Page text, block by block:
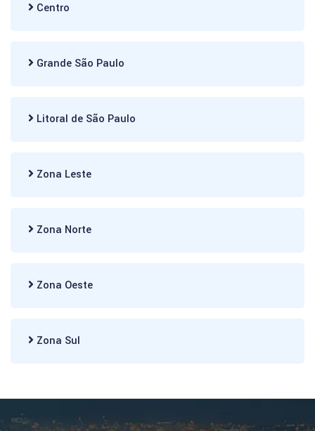
Centro
Grande São Paulo
Litoral de São Paulo
Zona Leste
Zona Norte
Zona Oeste
Zona Sul